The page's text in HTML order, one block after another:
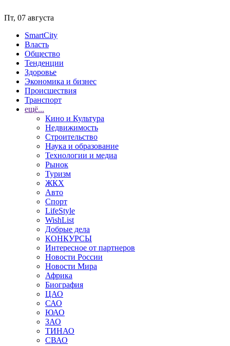
Пт, 07 августа
SmartCity
Власть
Общество
Тенденции
Здоровье
Экономика и бизнес
Происшествия
Транспорт
ещё...
Кино и Культура
Недвижимость
Строительство
Наука и образование
Технологии и медиа
Рынок
Туризм
ЖКХ
Авто
Спорт
LifeStyle
WishList
Добрые дела
КОНКУРСЫ
Интересное от партнеров
Новости России
Новости Мира
Африка
Биография
ЦАО
САО
ЮАО
ЗАО
ТИНАО
СВАО